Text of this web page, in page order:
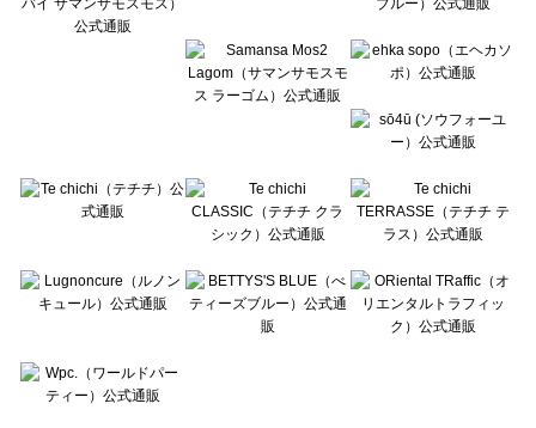
Wpc.（ワールドパーティー）の一覧